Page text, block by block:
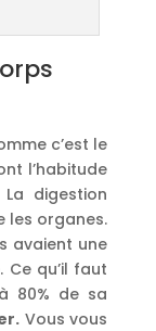
c’est le
l’habitude
digestion
les organes.
avaient une
qu’il faut
80% de sa
Vous vous